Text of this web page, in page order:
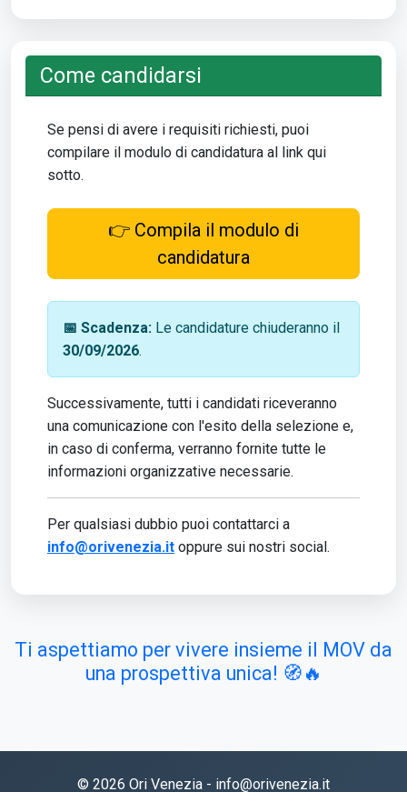
Come candidarsi
Se pensi di avere i requisiti richiesti, puoi
compilare il modulo di candidatura al link qui
sotto.
👉 Compila il modulo di
candidatura
📅 Scadenza: Le candidature chiuderanno il
30/09/2026.
Successivamente, tutti i candidati riceveranno
una comunicazione con l'esito della selezione e,
in caso di conferma, verranno fornite tutte le
informazioni organizzative necessarie.
Per qualsiasi dubbio puoi contattarci a
info@orivenezia.it oppure sui nostri social.
Ti aspettiamo per vivere insieme il MOV da
una prospettiva unica! 🧭🔥
© 2026 Ori Venezia - info@orivenezia.it